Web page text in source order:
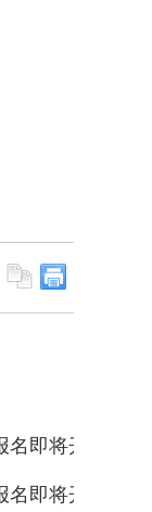
即将开始
即将开始